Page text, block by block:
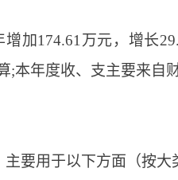
加174.61万元，增长
本年度收、支主要来自财
要用于以下方面（按